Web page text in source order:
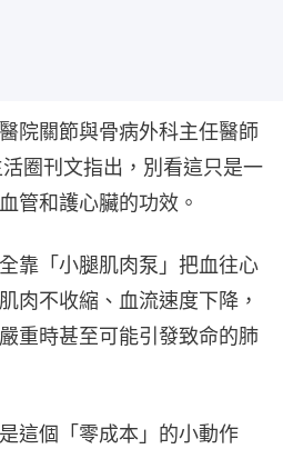
院關節與骨病外科主任醫師
圈刊文指出，別看這只是一
管和護心臟的功效。
靠「小腿肌肉泵」把血往心
肉不收縮、血流速度下降，
重時甚至可能引發致命的肺
這個「零成本」的小動作